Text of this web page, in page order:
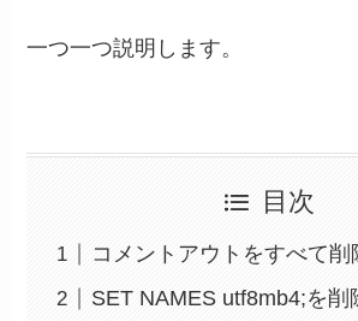
一つ一つ説明します。
目次
コメントアウトをすべて削
SET NAMES utf8mb4;を削